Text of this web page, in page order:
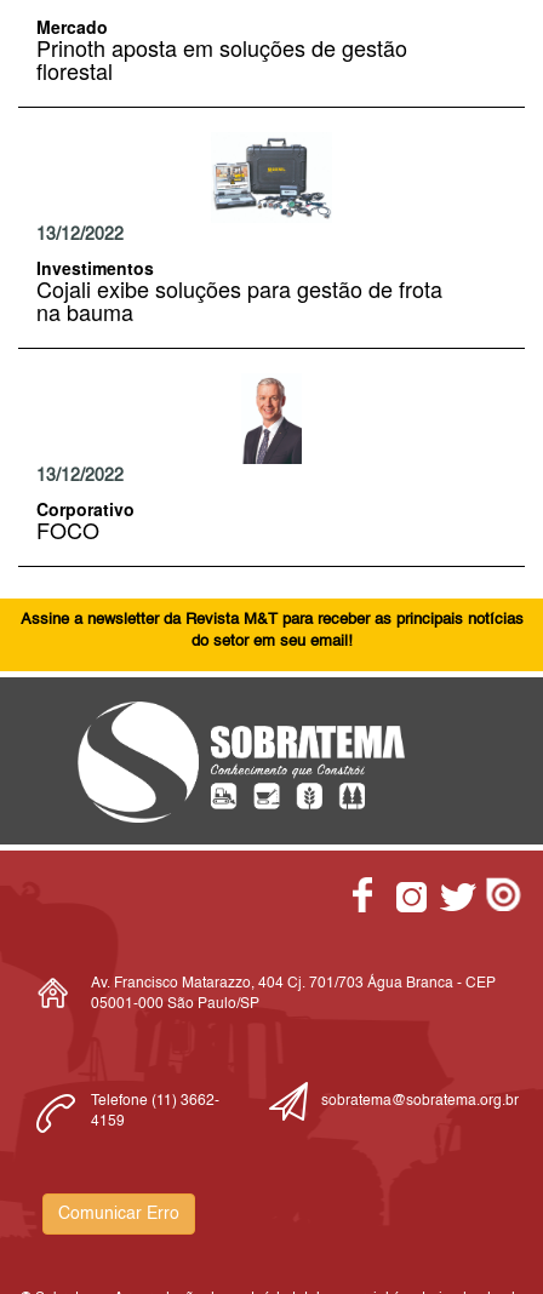
Mercado
Prinoth aposta em soluções de gestão
florestal
13/12/2022
Investimentos
Cojali exibe soluções para gestão de frota
na bauma
13/12/2022
Corporativo
FOCO
Assine a newsletter da Revista M&T para receber as principais notícias
do setor em seu email!
Av. Francisco Matarazzo, 404 Cj. 701/703 Água Branca - CEP
05001-000 São Paulo/SP
Telefone (11) 3662-
4159
sobratema@sobratema.org.br
Comunicar Erro